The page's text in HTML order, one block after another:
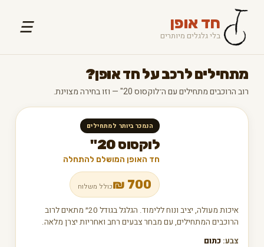
חד אופן
בלי גלגלים מיותרים ☰
מתחילים לרכב על חד אופן?
רוב הרוכבים מתחילים עם ה־לוקסוס 20" — וזו בחירה מצוינת.
הנמכר ביותר למתחילים
לוקסוס 20"
חד האופן המושלם להתחלה
700
₪כולל משלוח
איכות מעולה, יציב ונוח ללימוד. הגלגל בגודל 20״ מתאים לרוב
הרוכבים המתחילים, עם מבחר צבעים רחב ואחריות יצרן מלאה.
צבע: כתום